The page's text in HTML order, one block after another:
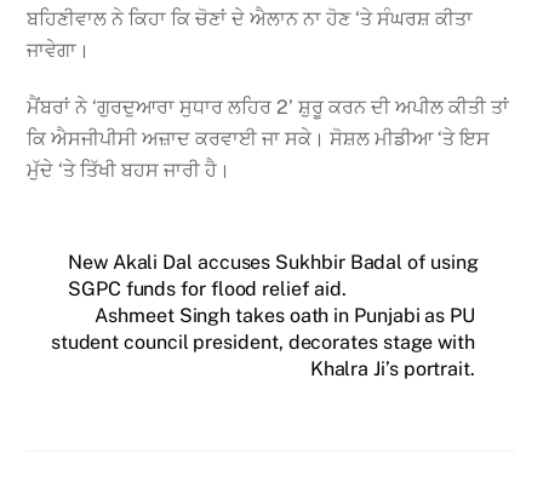
ਬਹਿਣੀਵਾਲ ਨੇ ਕਿਹਾ ਕਿ ਚੋਣਾਂ ਦੇ ਐਲਾਨ ਨਾ ਹੋਣ ‘ਤੇ ਸੰਘਰਸ਼ ਕੀਤਾ
ਜਾਵੇਗਾ।
ਮੈਂਬਰਾਂ ਨੇ ‘ਗੁਰਦੁਆਰਾ ਸੁਧਾਰ ਲਹਿਰ 2’ ਸ਼ੁਰੂ ਕਰਨ ਦੀ ਅਪੀਲ ਕੀਤੀ ਤਾਂ
ਕਿ ਐਸਜੀਪੀਸੀ ਅਜ਼ਾਦ ਕਰਵਾਈ ਜਾ ਸਕੇ। ਸੋਸ਼ਲ ਮੀਡੀਆ ‘ਤੇ ਇਸ
ਮੁੱਦੇ ‘ਤੇ ਤਿੱਖੀ ਬਹਸ ਜਾਰੀ ਹੈ।
New Akali Dal accuses Sukhbir Badal of using
SGPC funds for flood relief aid.
Ashmeet Singh takes oath in Punjabi as PU
student council president, decorates stage with
Khalra Ji’s portrait.